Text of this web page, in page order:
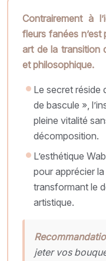
Contrairement à
fleurs fanées n’est
art de la transition
et philosophique.
Le secret réside
de bascule »,
pleine vitalité
décomposition.
L’esthétique
pour apprécier
transformant le
artistique.
jeter vos